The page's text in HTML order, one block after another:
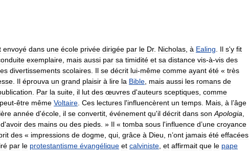
envoyé dans une école privée dirigée par le Dr. Nicholas à Ealing Il s'y fit
exemplaire mais aussi par sa timidité et sa distance vis-à-vis des
divertissements scolaires Il se décrit lui-même comme ayant été « très
Il éprouva un grand plaisir à lire la Bible mais aussi les romans de
Par la suite il lut des œuvres d'auteurs sceptiques comme
peut-être même Voltaire Ces lectures l'influencèrent un temps Mais à l’âge
année d'école il se convertit événement qu'il décrit dans son Apologia
d'avoir des mains ou des pieds . » Il « tomba sous l'influence d’une croyance
des « impressions de dogme qui grâce à Dieu n’ont jamais été effacées
par le protestantisme évangélique et calviniste et affirmait que le pape